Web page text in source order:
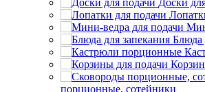
Блюда
порционные, сотейники